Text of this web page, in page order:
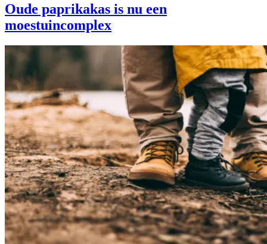
Oude paprikakas is nu een
moestuincomplex